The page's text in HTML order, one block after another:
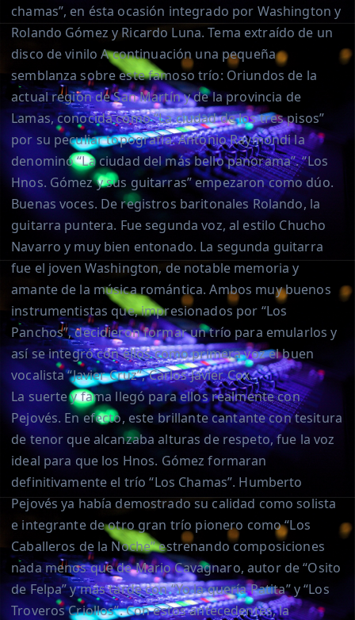
chamas”, en ésta ocasión integrado por Washington y
Rolando Gómez y Ricardo Luna. Tema extraído de un
disco de vinilo A continuación una pequeña
semblanza sobre este famoso trío: Oriundos de la
actual región de San Martín y de la provincia de
Lamas, conocida como “La ciudad de los tres pisos”
por su peculiar topografía. Antonio Raymondi la
denominó “La ciudad del más bello panorama”. “Los
Hnos. Gómez y sus guitarras” empezaron como dúo.
Buenas voces. De registros baritonales Rolando, la
guitarra puntera. Fue segunda voz, al estilo Chucho
Navarro y muy bien entonado. La segunda guitarra
fue el joven Washington, de notable memoria y
amante de la música romántica. Ambos muy buenos
instrumentistas que, impresionados por “Los
Panchos”, decidieron formar un trío para emularlos y
así se integró con ellos como primera voz el buen
vocalista “Javier Cruz”, Carlos Javier Cox.
La suerte y fama llegó para ellos realmente con
Pejovés. En efecto, este brillante cantante con tesitura
de tenor que alcanzaba alturas de respeto, fue la voz
ideal para que los Hnos. Gómez formaran
definitivamente el trío “Los Chamas”. Humberto
Pejovés ya había demostrado su calidad como solista
e integrante de otro gran trío pionero como “Los
Caballeros de la Noche” estrenando composiciones
nada menos que de Mario Cavagnaro, autor de “Osito
de Felpa” y más tarde con “Yo la quería Patita” y “Los
Troveros Criollos”. Con estos antecedentes, la